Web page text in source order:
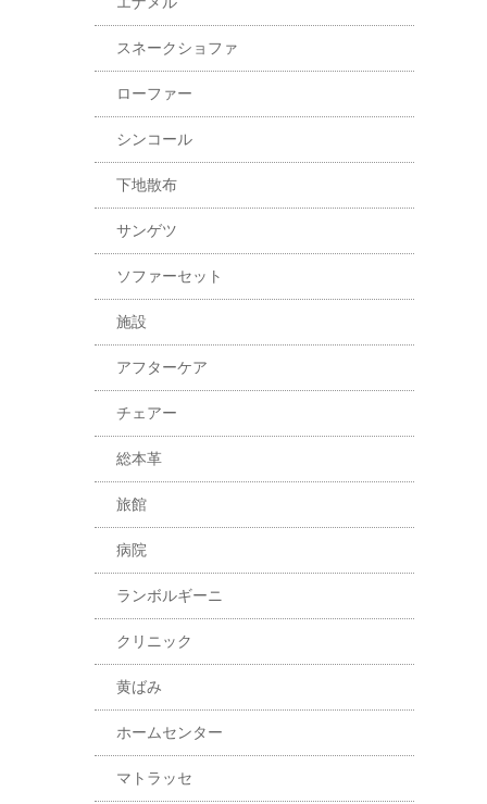
スネークショファ
ローファー
シンコール
下地散布
サンゲツ
ソファーセット
施設
アフターケア
チェアー
総本革
旅館
病院
ランボルギーニ
クリニック
黄ばみ
ホームセンター
マトラッセ